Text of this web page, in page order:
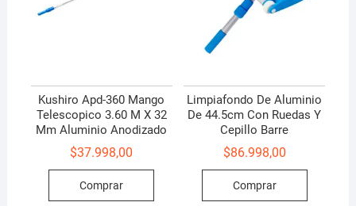
Kushiro Apd-360 Mango
Telescopico 3.60 M X 32
Mm Aluminio Anodizado
$37.998,00
Comprar
Limpiafondo De Aluminio
De 44.5cm Con Ruedas Y
Cepillo Barre
$86.998,00
Comprar